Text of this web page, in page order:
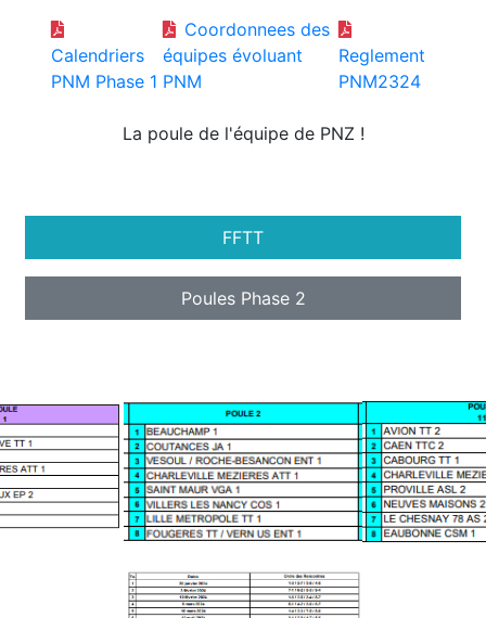
Calendriers
PNM Phase 1
Coordonnees des
équipes évoluant
PNM
Reglement
PNM2324
La poule de l'équipe de PNZ !
FFTT
Poules Phase 2